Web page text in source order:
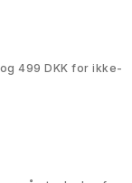
499 DKK for ikke-